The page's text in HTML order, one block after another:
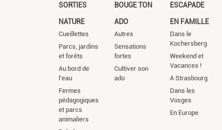
SORTIES
NATURE
Cueillettes
Parcs, jardins
et forêts
Au bord de
l'eau
Fermes
pédagogiques
et parcs
animaliers
BOUGE TON
ADO
Autres
Sensations
fortes
Cultiver son
ado
ESCAPADE
EN FAMILLE
Dans le
Kochersberg
Weekend et
Vacances !
A Strasbourg
Dans les
Vosges
En Europe